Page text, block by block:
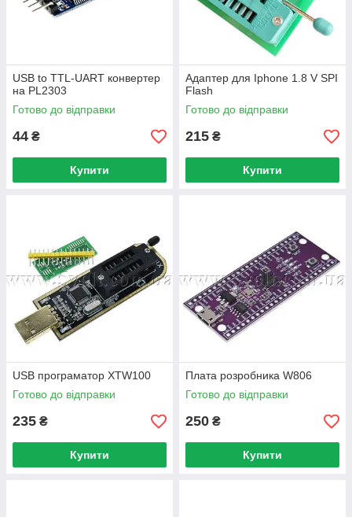
USB to TTL-UART конвертер
на PL2303
Готово до відправки
44 ₴
Купити
Адаптер для Iphone 1.8 V SPI
Flash
Готово до відправки
215 ₴
Купити
USB програматор XTW100
Готово до відправки
235 ₴
Купити
Плата розробника W806
Готово до відправки
250 ₴
Купити